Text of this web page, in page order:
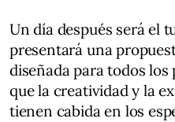
Un día después será el
presentará una
diseñada para todos
que la creatividad y la
tienen cabida en los